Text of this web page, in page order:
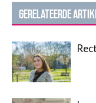
GERELATEERDE